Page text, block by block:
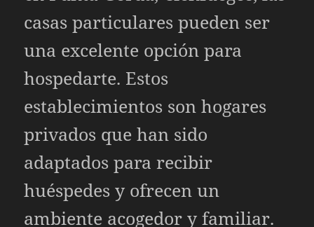
casas particulares pueden ser
una excelente opción para
hospedarte. Estos
establecimientos son hogares
privados que han sido
adaptados para recibir
huéspedes y ofrecen un
ambiente acogedor y familiar.